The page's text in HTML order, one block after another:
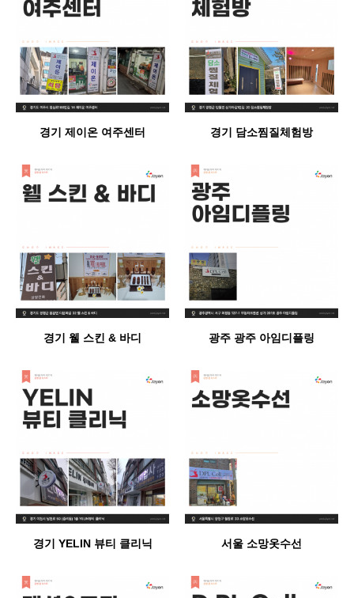
경기 제이온 여주센터 경기 담소찜질체험방
경기 웰 스킨 & 바디 광주 광주 아임디플링
경기 YELIN 뷰티 클리닉 서울 소망옷수선